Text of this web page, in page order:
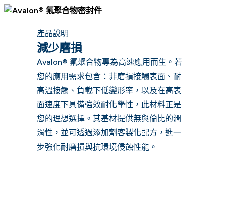
產品說明
減少磨損
Avalon® 氟聚合物專為高速應用而生。若
您的應用需求包含：非磨損接觸表面、耐
高溫接觸、負載下低變形率，以及在高表
面速度下具備強效耐化學性，此材料正是
您的理想選擇。其基材提供無與倫比的潤
滑性，並可透過添加劑客製化配方，進一
步強化耐磨損與抗環境侵蝕性能。